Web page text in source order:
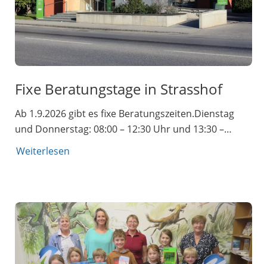
Fixe Beratungstage in Strasshof
Ab 1.9.2026 gibt es fixe Beratungszeiten.Dienstag
und Donnerstag: 08:00 – 12:30 Uhr und 13:30 –…
Weiterlesen